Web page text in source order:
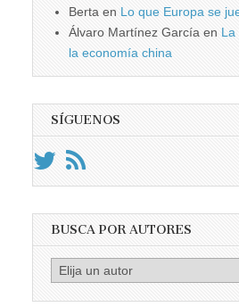
Berta en Lo que Europa se
Álvaro Martínez García en La
la economía china
SÍGUENOS
BUSCA POR AUTORES
Busca
por